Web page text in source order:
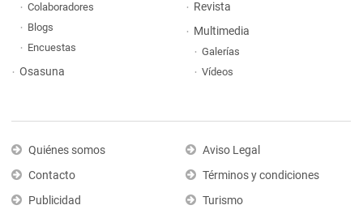
Colaboradores
Blogs
Encuestas
Osasuna
Revista
Multimedia
Galerías
Vídeos
Quiénes somos
Contacto
Publicidad
Aviso Legal
Términos y condiciones
Turismo